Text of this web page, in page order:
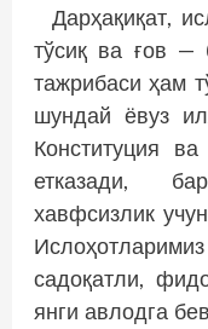
Дарҳақиқат,
тўсиқ ва ғов —
тажрибаси ҳам
шундай ёвуз
Конституция
етказади,
хавфсизлик
садоқатли,
янги авлодга